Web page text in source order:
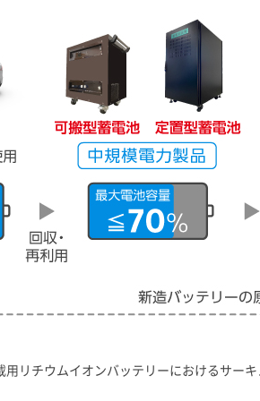
用リチウムイオンバッテリーにおけるサー